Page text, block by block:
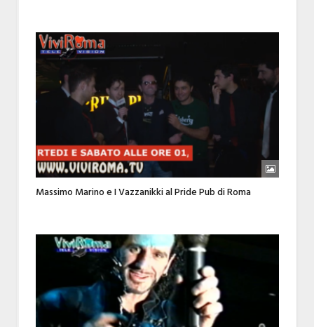
Massimo Marino e I Vazzanikki al Pride Pub di Roma